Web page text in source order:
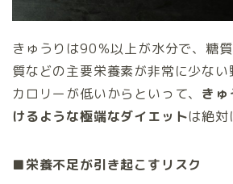
きゅうりは90％以上が水分で、糖
質などの主要栄養素が非常に少ない
カロリーが低いからといって、 きゅ
けるような極端なダイエットは絶対
■栄養不足が引き起こすリスク